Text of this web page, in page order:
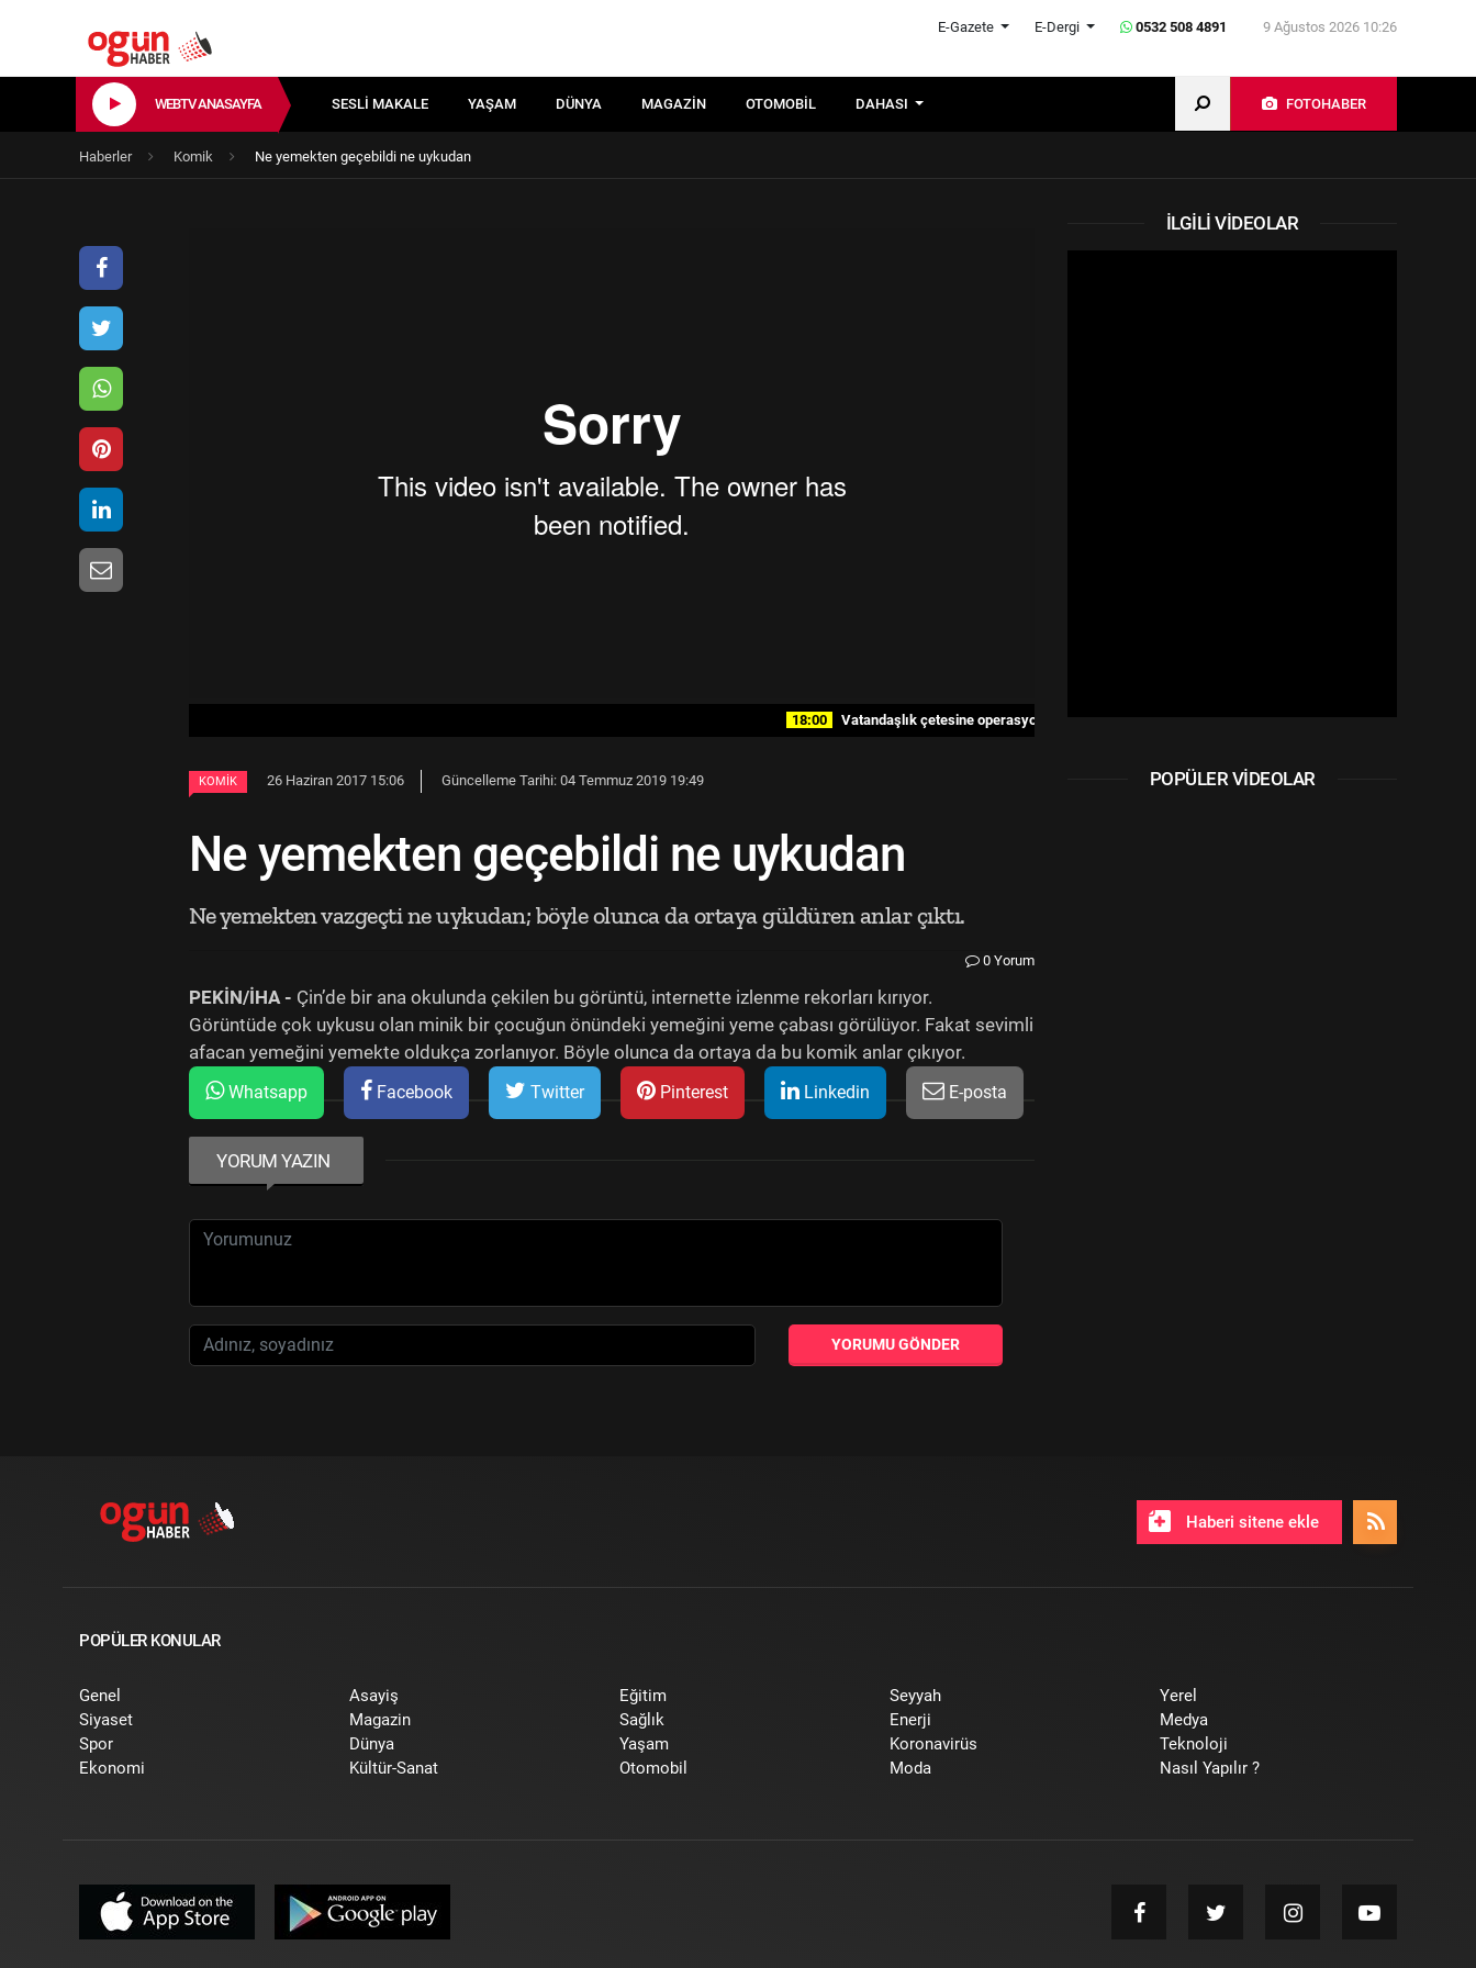
E-Gazete E-Dergi 0532 508 4891 9 Ağustos 2026 10:26
WEBTV ANASAYFA SESLI MAKALE YAŞAM DÜNYA MAGAZIN OTOMOBIL DAHASI FOTOHABER
Haberler Komik Ne yemekten geçebildi ne uykudan
18:00 Vatandaşlık çetesine operasyonda iki iş insanı da tutuklandı: Çok sayıda gayrimenkule ve Bodrum'da
KOMIK 26 Haziran 2017 15:06 Güncelleme Tarihi: 04 Temmuz 2019 19:49
Ne yemekten geçebildi ne uykudan
Ne yemekten vazgeçti ne uykudan; böyle olunca da ortaya güldüren anlar çıktı.
0 Yorum
PEKİN/İHA - Çin’de bir ana okulunda çekilen bu görüntü, internette izlenme rekorları kırıyor.
Görüntüde çok uykusu olan minik bir çocuğun önündeki yemeğini yeme çabası görülüyor. Fakat sevimli
afacan yemeğini yemekte oldukça zorlanıyor. Böyle olunca da ortaya da bu komik anlar çıkıyor.
Whatsapp Facebook Twitter Pinterest Linkedin E-posta
YORUM YAZIN
YORUMU GÖNDER
İLGILI VIDEOLAR
POPÜLER VIDEOLAR
Haberi sitene ekle
POPÜLER KONULAR
Genel
Siyaset
Spor
Ekonomi
Asayiş
Magazin
Dünya
Kültür-Sanat
Eğitim
Sağlık
Yaşam
Otomobil
Seyyah
Enerji
Koronavirüs
Moda
Yerel
Medya
Teknoloji
Nasıl Yapılır ?